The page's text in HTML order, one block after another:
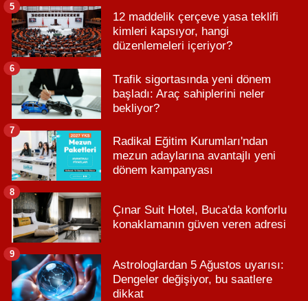
12 maddelik çerçeve yasa teklifi
kimleri kapsıyor, hangi
düzenlemeleri içeriyor?
5
Trafik sigortasında yeni dönem
başladı: Araç sahiplerini neler
bekliyor?
6
Radikal Eğitim Kurumları'ndan
mezun adaylarına avantajlı yeni
dönem kampanyası
7
Çınar Suit Hotel, Buca'da konforlu
konaklamanın güven veren adresi
8
Astrologlardan 5 Ağustos uyarısı:
Dengeler değişiyor, bu saatlere
dikkat
9